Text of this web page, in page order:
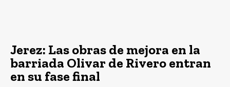
2026
Redacción - Agosto 8, 2026
El Trofeo Carranza de 2026 no permanecerá en el territorio
Jerez: Las obras de mejora en la
barriada Olivar de Rivero entran
en su fase final